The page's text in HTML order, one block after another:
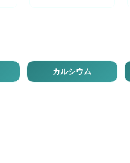
カルシウム